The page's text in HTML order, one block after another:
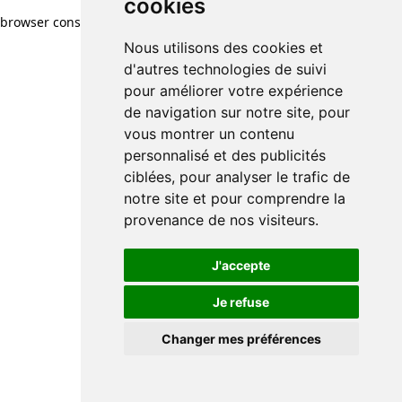
cookies
Nous utilisons des cookies et
d'autres technologies de suivi
pour améliorer votre expérience
de navigation sur notre site, pour
vous montrer un contenu
personnalisé et des publicités
ciblées, pour analyser le trafic de
notre site et pour comprendre la
provenance de nos visiteurs.
J'accepte
Je refuse
Changer mes préférences
browser console for more information)